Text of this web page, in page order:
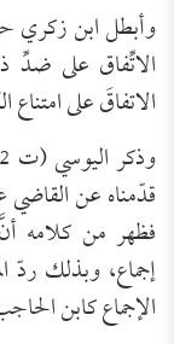
وأبطل ابن زكري
الاتِّفاق على ضدِّ
الاتفاقَ على امتناع
قدّمناه عن
فظهر من كلامه
إجماع، وبذلك
الإجماع كابن